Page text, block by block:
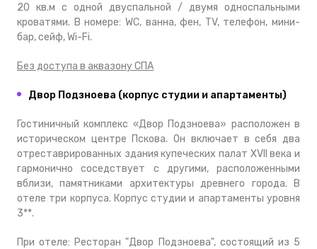
20 кв.м с одной двуспальной / двумя односпальными
кроватями. В номере: WC, ванна, фен, TV, телефон, мини-
бар, сейф, Wi-Fi.
Без доступа в аквазону СПА
Двор Подзноева (корпус студии и апартаменты)
Гостиничный комплекс «Двор Подзноева» расположен в
историческом центре Пскова. Он включает в себя два
отреставрированных здания купеческих палат XVII века и
гармонично соседствует с другими, расположенными
вблизи, памятниками архитектуры древнего города. В
отеле три корпуса. Корпус студии и апартаменты уровня
3**.
При отеле: Ресторан "Двор Подзноева", состоящий из 5